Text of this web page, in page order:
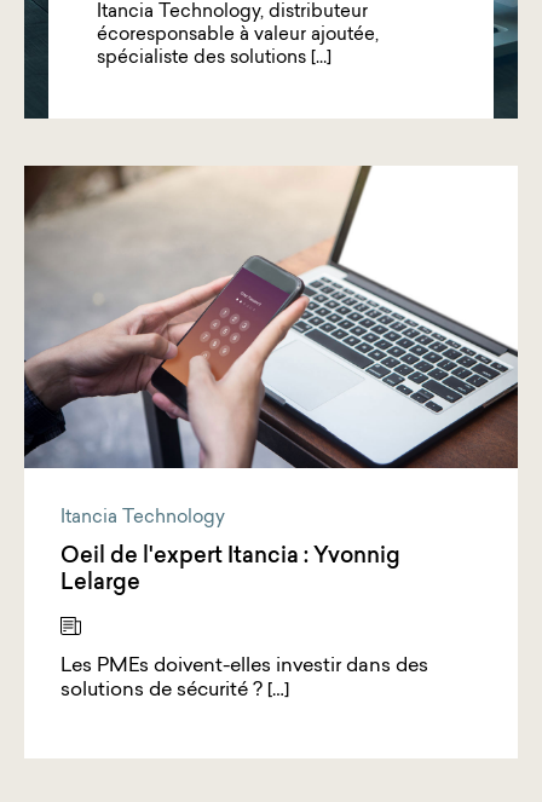
Itancia Technology, distributeur
écoresponsable à valeur ajoutée,
spécialiste des solutions […]
Itancia Technology
Oeil de l'expert Itancia : Yvonnig
Lelarge
Les PMEs doivent-elles investir dans des
solutions de sécurité ? […]